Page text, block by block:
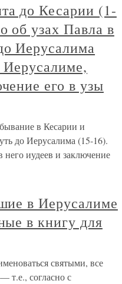
до Кесарии (1-
об узах Павла в
Иерусалима
его в узы
в Кесарии и
до Иерусалима (15-16).
иудеев и заключение
в Иерусалиме
в книгу для
святыми, все
т.е., согласно с